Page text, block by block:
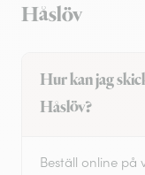
Håslöv
Hur kan jag
Håslöv?
Beställ online på